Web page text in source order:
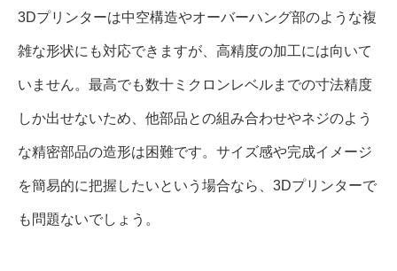
3Dプリンターは中空構造やオーバーハング部のような複
雑な形状にも対応できますが、高精度の加工には向いて
いません。最高でも数十ミクロンレベルまでの寸法精度
しか出せないため、他部品との組み合わせやネジのよう
な精密部品の造形は困難です。サイズ感や完成イメージ
を簡易的に把握したいという場合なら、3Dプリンターで
も問題ないでしょう。